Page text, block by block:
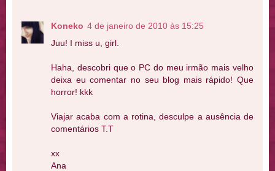
Koneko 4 de janeiro de 2010 às 15:25
Juu! I miss u, girl.
Haha, descobri que o PC do meu irmão mais velho
deixa eu comentar no seu blog mais rápido! Que
horror! kkk
Viajar acaba com a rotina, desculpe a ausência de
comentários T.T
xx
Ana